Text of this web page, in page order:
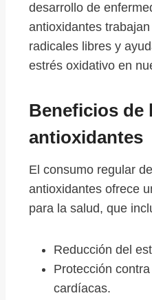
desarrollo de
antioxidantes
radicales libres y
estrés oxidativo en
Beneficios de
antioxidantes
El consumo regular
antioxidantes ofrece
para la salud, que
Reducción del
Protección
cardíacas.